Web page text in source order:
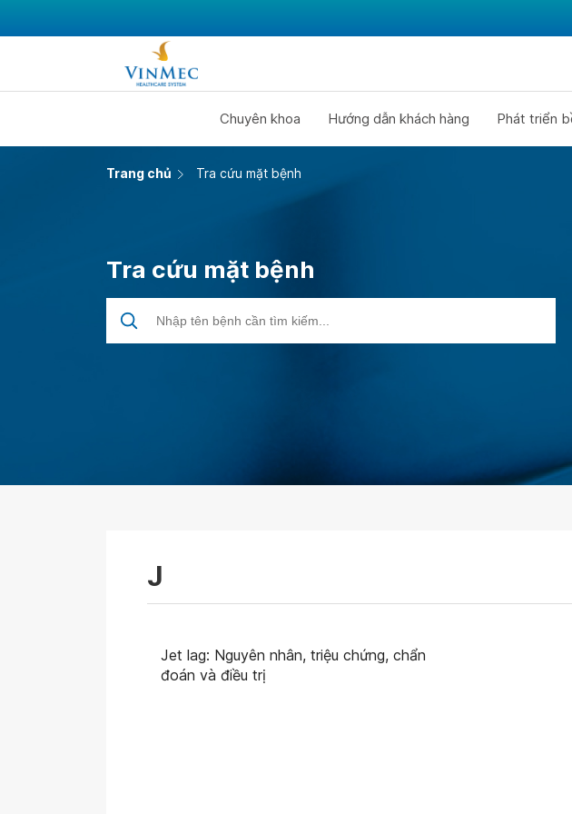
Chuyên khoa Hướng dẫn khách hàng Phát triển
Trang chủ Tra cứu mặt bệnh
Tra cứu mặt bệnh
J
Jet lag: Nguyên nhân, triệu chứng, chẩn
đoán và điều trị